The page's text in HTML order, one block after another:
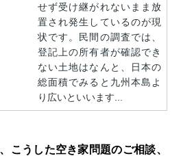
せず受け継がれないまま放
置され発生しているのが現
状です。民間の調査では、
登記上の所有者が確認でき
ない土地はなんと、日本の
総面積でみると九州本島よ
り広いといいます...
こうした空き家問題のご相談、